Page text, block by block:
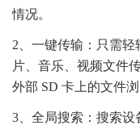
情况。
2、一键传输：只需
片、音乐、视频文件
外部 SD 卡上的文件浏
3、全局搜索：搜索设